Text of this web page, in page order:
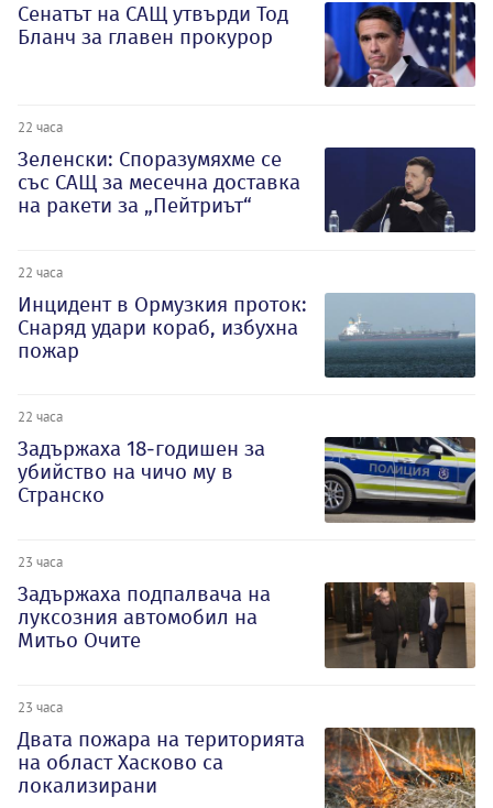
Сенатът на САЩ утвърди Тод
Бланч за главен прокурор
22 часа
Зеленски: Споразумяхме се
със САЩ за месечна доставка
на ракети за „Пейтриът“
22 часа
Инцидент в Ормузкия проток:
Снаряд удари кораб, избухна
пожар
22 часа
Задържаха 18-годишен за
убийство на чичо му в
Странско
23 часа
Задържаха подпалвача на
луксозния автомобил на
Митьо Очите
23 часа
Двата пожара на територията
на област Хасково са
локализирани